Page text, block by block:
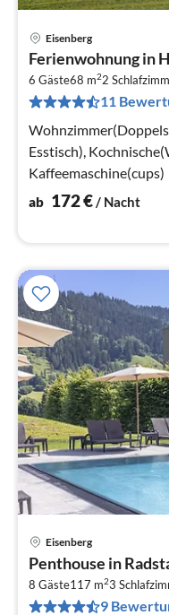
Eisenberg
Ferienwohnung in
6 Gäste68 m22
11
Esstisch),
Kaffeemaschine(cups)
ab 172€/ Nacht
Eisenberg
Penthouse in
8 Gäste117 m23
9